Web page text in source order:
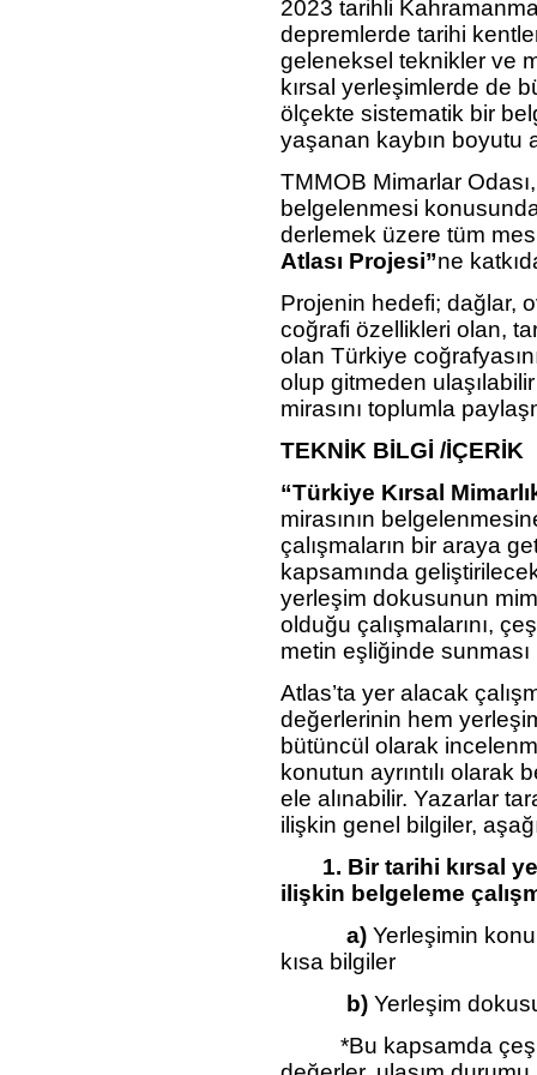
2023 tarihli
depremlerde tarihi
geleneksel teknikler ve
kırsal yerleşimlerde de
ölçekte sistematik bir
yaşanan kaybın boyutu
TMMOB Mimarlar Odası,
belgelenmesi
derlemek üzere tüm
Atlası Projesi”ne
Projenin hedefi; dağlar,
coğrafi özellikleri olan,
olan Türkiye
olup gitmeden
mirasını toplumla
TEKNİK BİLGİ /İÇERİK
“Türkiye Kırsal
mirasının
çalışmaların bir araya
kapsamında
yerleşim dokusunun
olduğu çalışmalarını,
metin eşliğinde
Atlas’ta yer alacak
değerlerinin hem
bütüncül olarak
konutun ayrıntılı
ele alınabilir. Yazarlar
ilişkin genel bilgiler,
1. Bir tarihi kırsal
ilişkin belgeleme
a) Yerleşimin
kısa bilgiler
b) Yerleşim
*Bu kapsamda çeşitli